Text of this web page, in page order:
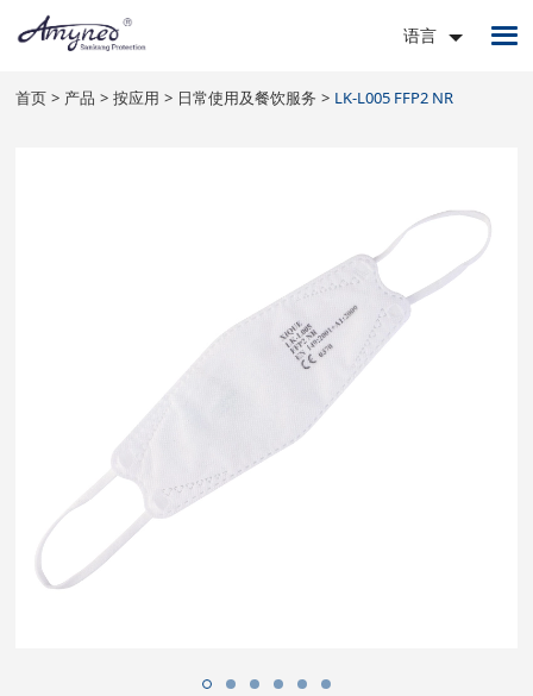
语言
首页 产品 按应用 日常使用及餐饮服务 LK-L005 FFP2 NR